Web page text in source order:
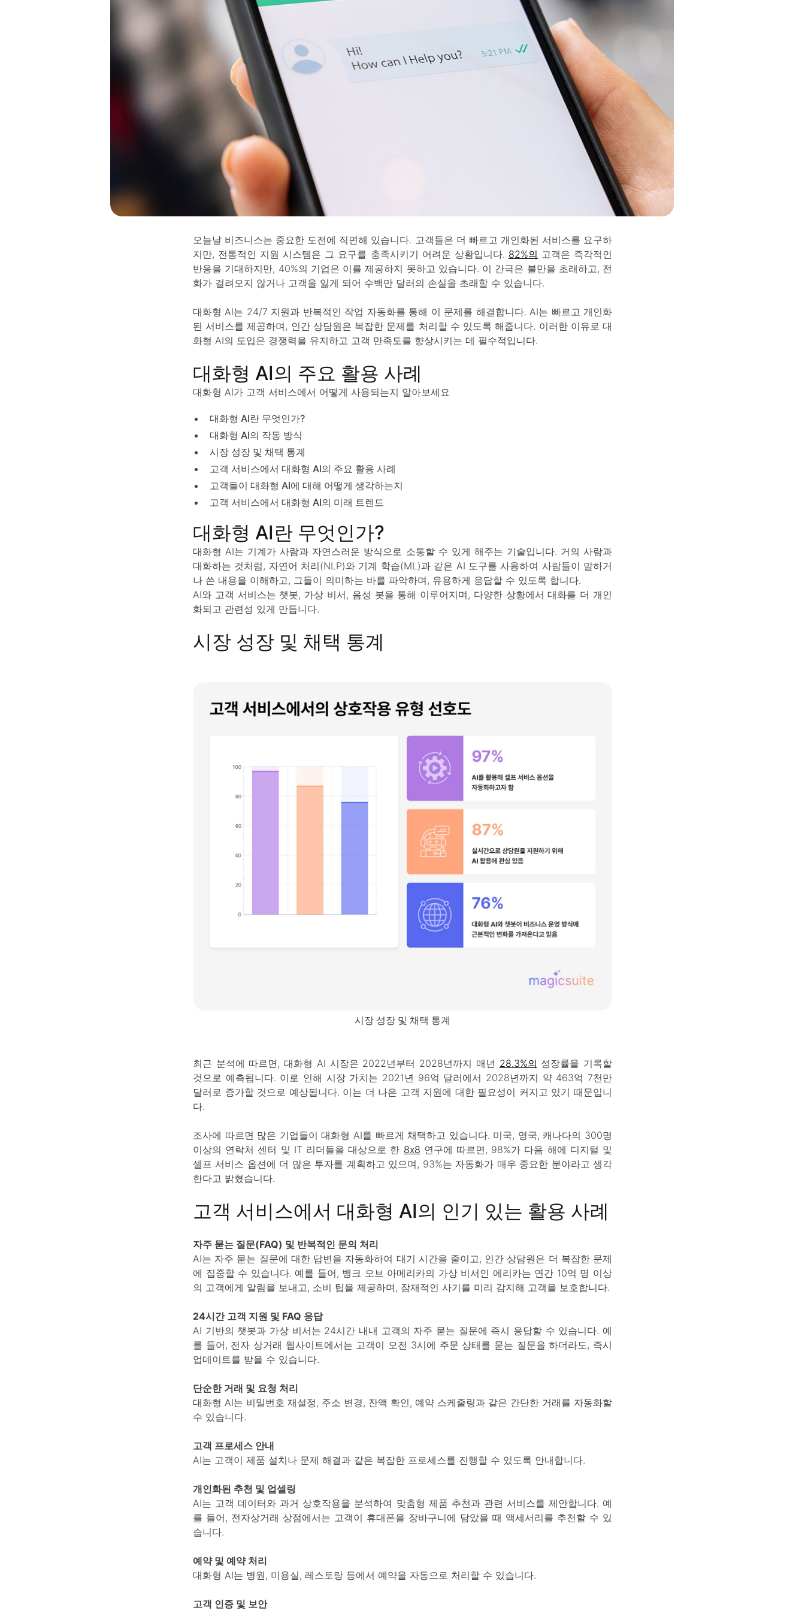
오늘날 비즈니스는 중요한 도전에 직면해 있습니다. 고객들은 더 빠르고 개인화된 서비스를 요구하
지만, 전통적인 지원 시스템은 그 요구를 충족시키기 어려운 상황입니다. 82%의 고객은 즉각적인
반응을 기대하지만, 40%의 기업은 이를 제공하지 못하고 있습니다. 이 간극은 불만을 초래하고, 전
화가 걸려오지 않거나 고객을 잃게 되어 수백만 달러의 손실을 초래할 수 있습니다.
대화형 AI는 24/7 지원과 반복적인 작업 자동화를 통해 이 문제를 해결합니다. AI는 빠르고 개인화
된 서비스를 제공하며, 인간 상담원은 복잡한 문제를 처리할 수 있도록 해줍니다. 이러한 이유로 대
화형 AI의 도입은 경쟁력을 유지하고 고객 만족도를 향상시키는 데 필수적입니다.
대화형 AI의 주요 활용 사례
대화형 AI가 고객 서비스에서 어떻게 사용되는지 알아보세요
대화형 AI란 무엇인가?
대화형 AI의 작동 방식
시장 성장 및 채택 통계
고객 서비스에서 대화형 AI의 주요 활용 사례
고객들이 대화형 AI에 대해 어떻게 생각하는지
고객 서비스에서 대화형 AI의 미래 트렌드
대화형 AI란 무엇인가?
대화형 AI는 기계가 사람과 자연스러운 방식으로 소통할 수 있게 해주는 기술입니다. 거의 사람과
대화하는 것처럼, 자연어 처리(NLP)와 기계 학습(ML)과 같은 AI 도구를 사용하여 사람들이 말하거
나 쓴 내용을 이해하고, 그들이 의미하는 바를 파악하며, 유용하게 응답할 수 있도록 합니다.
AI와 고객 서비스는 챗봇, 가상 비서, 음성 봇을 통해 이루어지며, 다양한 상황에서 대화를 더 개인
화되고 관련성 있게 만듭니다.
시장 성장 및 채택 통계
시장 성장 및 채택 통계
최근 분석에 따르면, 대화형 AI 시장은 2022년부터 2028년까지 매년 28.3%의 성장률을 기록할
것으로 예측됩니다. 이로 인해 시장 가치는 2021년 96억 달러에서 2028년까지 약 463억 7천만
달러로 증가할 것으로 예상됩니다. 이는 더 나은 고객 지원에 대한 필요성이 커지고 있기 때문입니
다.
조사에 따르면 많은 기업들이 대화형 AI를 빠르게 채택하고 있습니다. 미국, 영국, 캐나다의 300명
이상의 연락처 센터 및 IT 리더들을 대상으로 한 8x8 연구에 따르면, 98%가 다음 해에 디지털 및
셀프 서비스 옵션에 더 많은 투자를 계획하고 있으며, 93%는 자동화가 매우 중요한 분야라고 생각
한다고 밝혔습니다.
고객 서비스에서 대화형 AI의 인기 있는 활용 사례
자주 묻는 질문(FAQ) 및 반복적인 문의 처리
AI는 자주 묻는 질문에 대한 답변을 자동화하여 대기 시간을 줄이고, 인간 상담원은 더 복잡한 문제
에 집중할 수 있습니다. 예를 들어, 뱅크 오브 아메리카의 가상 비서인 에리카는 연간 10억 명 이상
의 고객에게 알림을 보내고, 소비 팁을 제공하며, 잠재적인 사기를 미리 감지해 고객을 보호합니다.
24시간 고객 지원 및 FAQ 응답
AI 기반의 챗봇과 가상 비서는 24시간 내내 고객의 자주 묻는 질문에 즉시 응답할 수 있습니다. 예
를 들어, 전자 상거래 웹사이트에서는 고객이 오전 3시에 주문 상태를 묻는 질문을 하더라도, 즉시
업데이트를 받을 수 있습니다.
단순한 거래 및 요청 처리
대화형 AI는 비밀번호 재설정, 주소 변경, 잔액 확인, 예약 스케줄링과 같은 간단한 거래를 자동화할
수 있습니다.
고객 프로세스 안내
AI는 고객이 제품 설치나 문제 해결과 같은 복잡한 프로세스를 진행할 수 있도록 안내합니다.
개인화된 추천 및 업셀링
AI는 고객 데이터와 과거 상호작용을 분석하여 맞춤형 제품 추천과 관련 서비스를 제안합니다. 예
를 들어, 전자상거래 상점에서는 고객이 휴대폰을 장바구니에 담았을 때 액세서리를 추천할 수 있
습니다.
예약 및 예약 처리
대화형 AI는 병원, 미용실, 레스토랑 등에서 예약을 자동으로 처리할 수 있습니다.
고객 인증 및 보안